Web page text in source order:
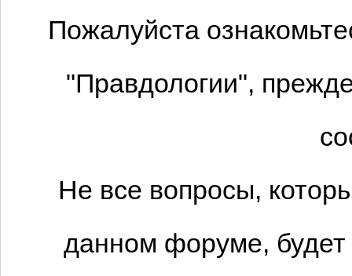
Пожалуйста
"Правдологии",
Не все вопросы,
данном форуме,